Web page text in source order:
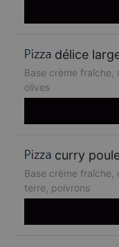
délice
Base crème fraîche,
olives
curry
Base crème fraîche,
terre, poivrons